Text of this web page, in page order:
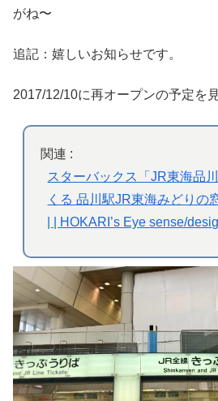
がね〜
追記：嬉しいお知らせです。
2017/12/10に再オープンの予定を
関連 :
スターバックス「JR東海品
くる 品川駅JR東海みどりの
| | HOKARI’s Eye sense/